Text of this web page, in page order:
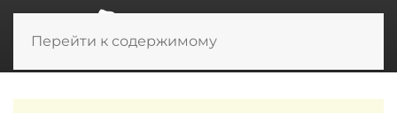
Перейти к содержимому